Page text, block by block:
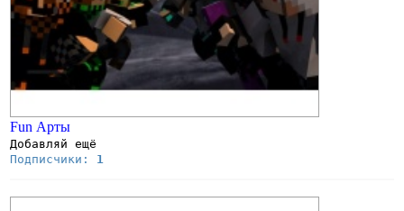
Fun Арты
Добавляй ещё
Подписчики: 1